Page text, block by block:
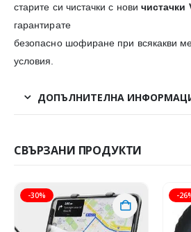
старите си чистачки с нови чистачки
гарантирате
безопасно шофиране при всякакви
условия.
ДОПЪЛНИТЕЛНА
СВЪРЗАНИ ПРОДУКТИ
-30% -